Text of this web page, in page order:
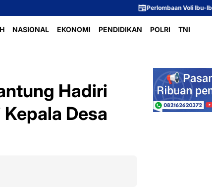
Perlombaan Voli Ibu-Ibu Dusun 1
NASIONAL EKONOMI PENDIDIKAN POLRI TNI
Hadiri
Desa